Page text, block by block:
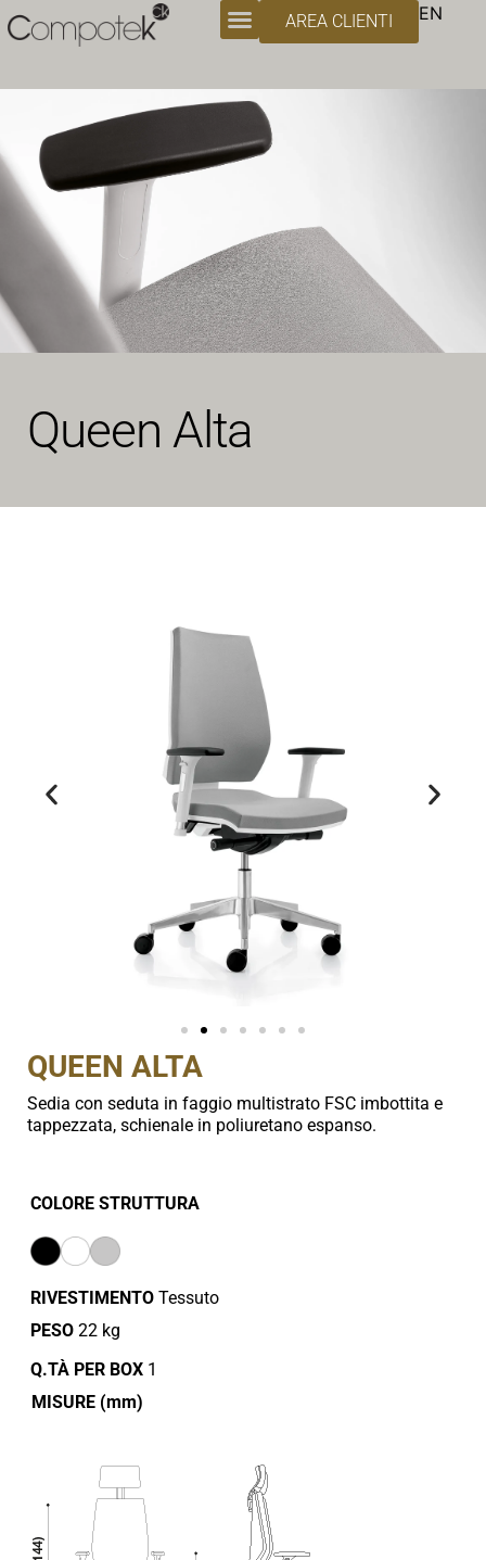
AREA CLIENTI EN
Queen Alta
QUEEN ALTA
Sedia con seduta in faggio multistrato FSC imbottita e
tappezzata, schienale in poliuretano espanso.
COLORE STRUTTURA
RIVESTIMENTOTessuto
PESO22 kg
Q.TÀ PER BOX 1
MISURE (mm)